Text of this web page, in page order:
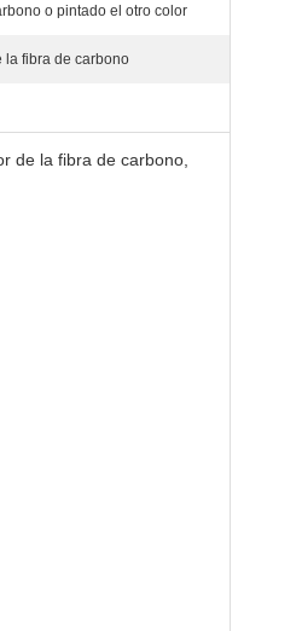
o pintado el otro color
la fibra de carbono
de la fibra de carbono,